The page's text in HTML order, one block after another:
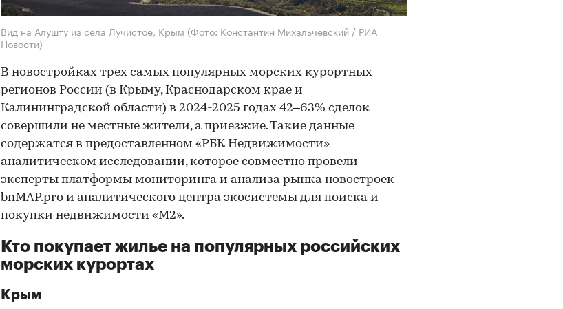
Вид на Алушту из села Лучистое, Крым (Фото: Константин Михальчевский / РИА
Новости)
В новостройках трех самых популярных морских курортных
регионов России (в Крыму, Краснодарском крае и
Калининградской области) в 2024-2025 годах 42–63% сделок
совершили не местные жители, а приезжие. Такие данные
содержатся в предоставленном «РБК Недвижимости»
аналитическом исследовании, которое совместно провели
эксперты платформы мониторинга и анализа рынка новостроек
bnMAP.pro и аналитического центра экосистемы для поиска и
покупки недвижимости «М2».
Кто покупает жилье на популярных российских
морских курортах
Крым